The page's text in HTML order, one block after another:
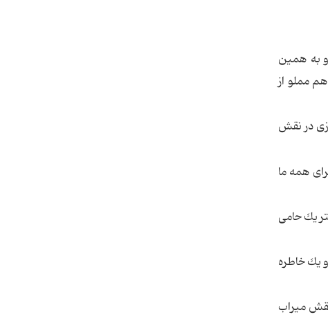
و به همین
مملو از
در نقش
همه ما
یك حامی
یك خاطره
میراب